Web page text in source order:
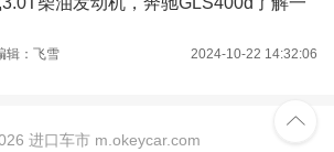
辑：飞雪 2024-10-22 14:32:06
进口车市 m.okeycar.com
